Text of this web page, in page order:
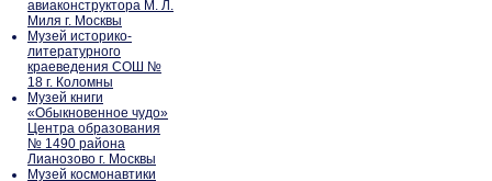
авиаконструктора М. Л.
Миля г. Москвы
Музей историко-
литературного
краеведения СОШ №
18 г. Коломны
Музей книги
«Обыкновенное чудо»
Центра образования
№ 1490 района
Лианозово г. Москвы
Музей космонавтики